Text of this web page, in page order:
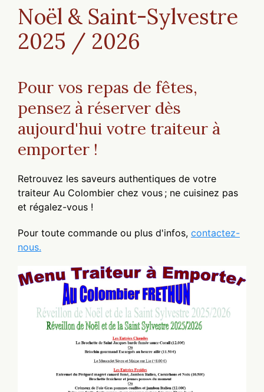
Noël & Saint-Sylvestre
2025 / 2026
Pour vos repas de fêtes,
pensez à réserver dès
aujourd'hui votre traiteur à
emporter !
Retrouvez les saveurs authentiques de votre
traiteur Au Colombier chez vous ; ne cuisinez pas
et régalez-vous !
Pour toute commande ou plus d'infos, contactez-
nous.